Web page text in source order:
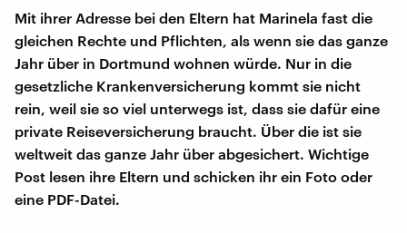
Mit ihrer Adresse bei den Eltern hat Marinela fast die
gleichen Rechte und Pflichten, als wenn sie das ganze
Jahr über in Dortmund wohnen würde. Nur in die
gesetzliche Krankenversicherung kommt sie nicht
rein, weil sie so viel unterwegs ist, dass sie dafür eine
private Reiseversicherung braucht. Über die ist sie
weltweit das ganze Jahr über abgesichert. Wichtige
Post lesen ihre Eltern und schicken ihr ein Foto oder
eine PDF-Datei.